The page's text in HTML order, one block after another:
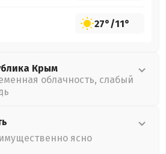
27°/11°
Крым
облачность, слабый
ясно